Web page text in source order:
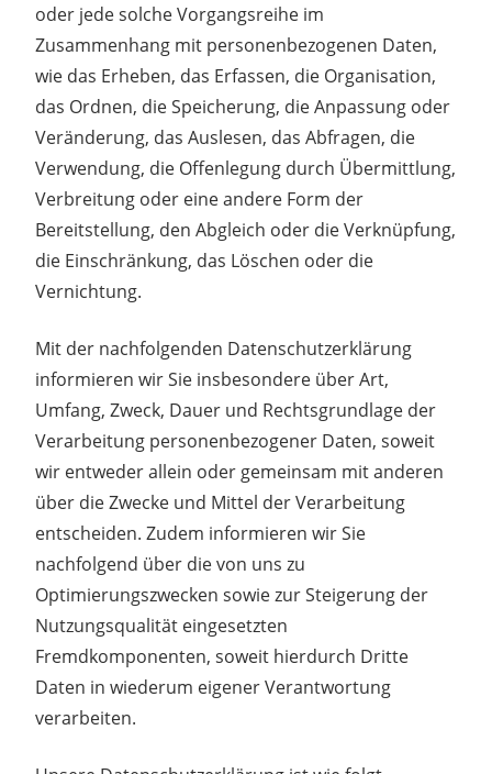
oder jede solche Vorgangsreihe im
Zusammenhang mit personenbezogenen Daten,
wie das Erheben, das Erfassen, die Organisation,
das Ordnen, die Speicherung, die Anpassung oder
Veränderung, das Auslesen, das Abfragen, die
Verwendung, die Offenlegung durch Übermittlung,
Verbreitung oder eine andere Form der
Bereitstellung, den Abgleich oder die Verknüpfung,
die Einschränkung, das Löschen oder die
Vernichtung.
Mit der nachfolgenden Datenschutzerklärung
informieren wir Sie insbesondere über Art,
Umfang, Zweck, Dauer und Rechtsgrundlage der
Verarbeitung personenbezogener Daten, soweit
wir entweder allein oder gemeinsam mit anderen
über die Zwecke und Mittel der Verarbeitung
entscheiden. Zudem informieren wir Sie
nachfolgend über die von uns zu
Optimierungszwecken sowie zur Steigerung der
Nutzungsqualität eingesetzten
Fremdkomponenten, soweit hierdurch Dritte
Daten in wiederum eigener Verantwortung
verarbeiten.